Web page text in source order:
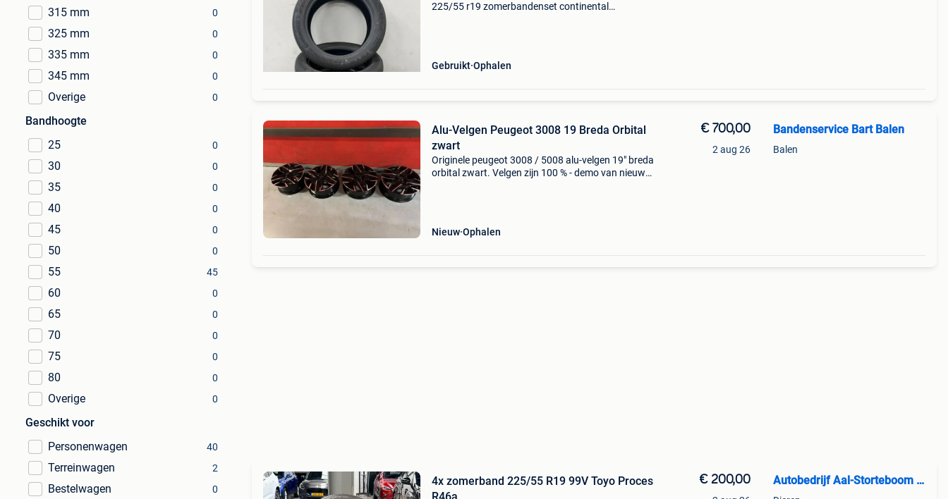
315 mm 0
325 mm 0
335 mm 0
345 mm 0
Overige 0
Bandhoogte
25
0
30 0
35 0
40 0
45 0
50 0
55 45
60 0
65 0
70 0
75 0
80 0
Overige 0
Geschikt voor
Personenwagen
40
Terreinwagen 2
Bestelwagen 0
225/55 r19 zomerbandenset continental
Gebruikt Ophalen
Alu-Velgen Peugeot 3008 19 Breda Orbital
zwart
Originele peugeot 3008 / 5008 alu-velgen 19" breda
orbital zwart. Velgen zijn 100 % - demo van nieuwe
Nieuw Ophalen
€ 700,00
2 aug 26
Bandenservice Bart Balen
Balen
4x zomerband 225/55 R19 99V Toyo Proces
€ 200,00 Autobedrijf Aal-Storteboom Dieren BV